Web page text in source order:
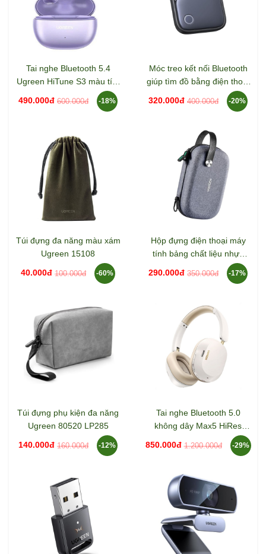
Tai nghe Bluetooth 5.4
Ugreen HiTune S3 màu tím
Ugreen 55430 WS209
490.000đ 600.000đ -18%
Móc treo kết nối Bluetooth
giúp tìm đồ bằng điện thoại
Ugreen 45297 CM816
320.000đ 400.000đ -20%
Túi đựng đa năng màu xám
Ugreen 15108
40.000đ 100.000đ -60%
Hộp đựng điện thoại máy
tính bảng chất liệu nhựa
290.000đ 350.000đ -17%
Túi đựng phụ kiện đa năng
Ugreen 80520 LP285
140.000đ 160.000đ -12%
Tai nghe Bluetooth 5.0
không dây Max5 HiRes
850.000đ 1.200.000đ -29%